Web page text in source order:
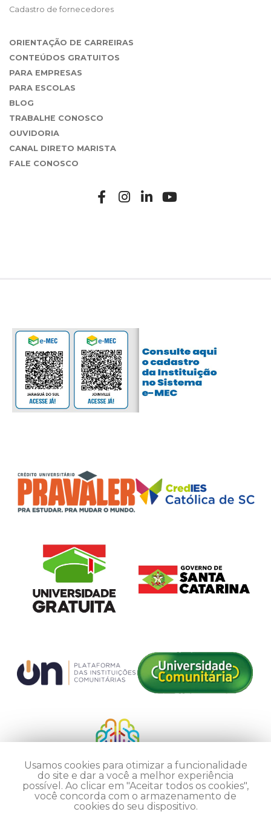
Cadastro de fornecedores
ORIENTAÇÃO DE CARREIRAS
CONTEÚDOS GRATUITOS
PARA EMPRESAS
PARA ESCOLAS
BLOG
TRABALHE CONOSCO
OUVIDORIA
CANAL DIRETO MARISTA
FALE CONOSCO
Usamos cookies para otimizar a funcionalidade
do site e dar a você a melhor experiência
possível. Ao clicar em "Aceitar todos os cookies",
você concorda com o armazenamento de
cookies do seu dispositivo.